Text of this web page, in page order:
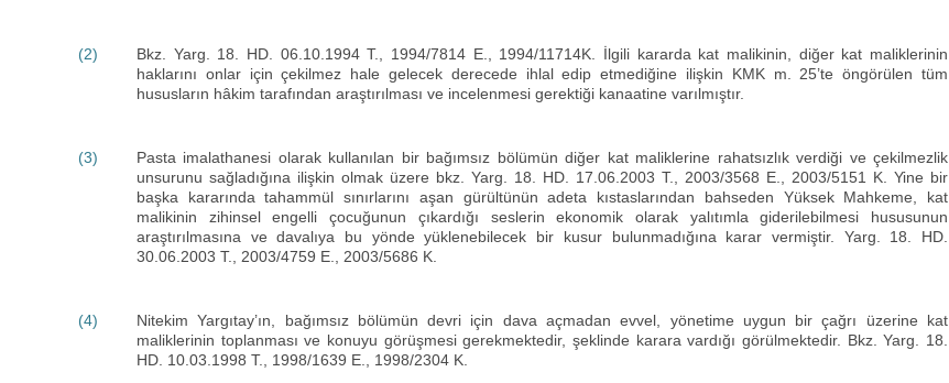
(2)
Bkz. Yarg. 18. HD. 06.10.1994 T., 1994/7814 E., 1994/11714K. İlgili kararda kat malikinin, diğer kat maliklerinin
haklarını onlar için çekilmez hale gelecek derecede ihlal edip etmediğine ilişkin KMK m. 25’te öngörülen tüm
hususların hâkim tarafından araştırılması ve incelenmesi gerektiği kanaatine varılmıştır.
(3)
Pasta imalathanesi olarak kullanılan bir bağımsız bölümün diğer kat maliklerine rahatsızlık verdiği ve çekilmezlik
unsurunu sağladığına ilişkin olmak üzere bkz. Yarg. 18. HD. 17.06.2003 T., 2003/3568 E., 2003/5151 K. Yine bir
başka kararında tahammül sınırlarını aşan gürültünün adeta kıstaslarından bahseden Yüksek Mahkeme, kat
malikinin zihinsel engelli çocuğunun çıkardığı seslerin ekonomik olarak yalıtımla giderilebilmesi hususunun
araştırılmasına ve davalıya bu yönde yüklenebilecek bir kusur bulunmadığına karar vermiştir. Yarg. 18. HD.
30.06.2003 T., 2003/4759 E., 2003/5686 K.
(4)
Nitekim Yargıtay’ın, bağımsız bölümün devri için dava açmadan evvel, yönetime uygun bir çağrı üzerine kat
maliklerinin toplanması ve konuyu görüşmesi gerekmektedir, şeklinde karara vardığı görülmektedir. Bkz. Yarg. 18.
HD. 10.03.1998 T., 1998/1639 E., 1998/2304 K.